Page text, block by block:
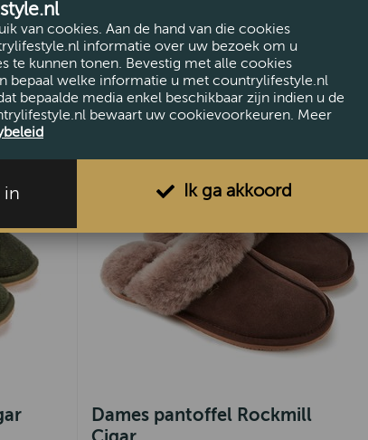
Dames pantoffel Rockmill
van cookies. Aan de hand van die cookies
informatie over uw bezoek om u
te kunnen tonen. Bevestig met alle cookies
bepaal welke informatie u met countrylifestyle.nl
bepaalde media enkel beschikbaar zijn indien u de
bewaart uw cookievoorkeuren. Meer
in Ik ga akkoord